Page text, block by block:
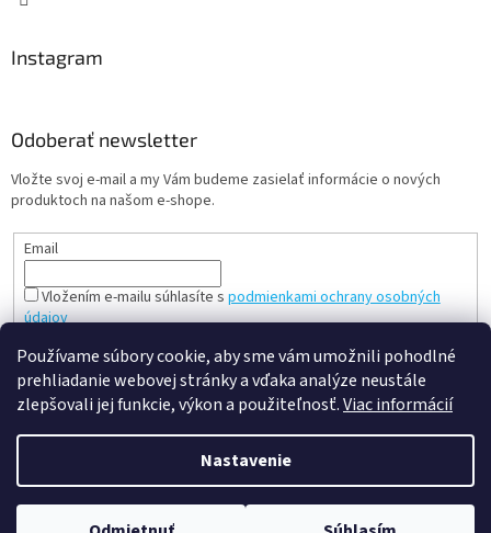
Používame súbory cookie, aby sme vám umožnili pohodlné
prehliadanie webovej stránky a vďaka analýze neustále
zlepšovali jej funkcie, výkon a použiteľnosť.Viac informácií
Nastavenie
Instagram
Odoberať newsletter
Vložte svoj e-mail a my Vám budeme zasielať informácie o nových
produktoch na našom e-shope.
Email
Vložením e-mailu súhlasíte s podmienkami ochrany osobných
údajov
PRIHLÁSIŤ SA
Copyright 2026slovenská a česká hračka - mileobchod.sk.